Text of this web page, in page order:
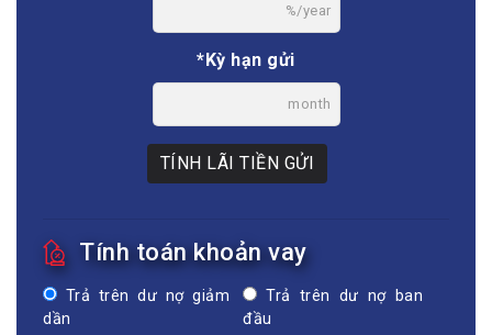
%/year
*Kỳ hạn gửi
month
TÍNH LÃI TIỀN GỬI
Tính toán khoản vay
Trả trên dư nợ giảm
dần
Trả trên dư nợ ban
đầu